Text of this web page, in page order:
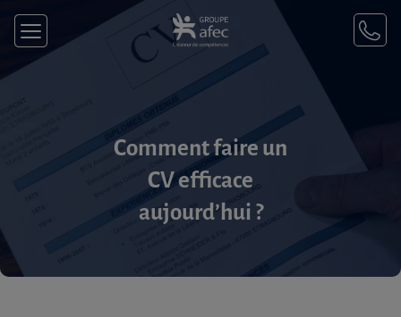
Comment faire un
CV efficace
aujourd’hui ?